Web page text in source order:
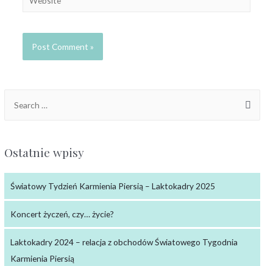
Ostatnie wpisy
Światowy Tydzień Karmienia Piersią – Laktokadry 2025
Koncert życzeń, czy… życie?
Laktokadry 2024 – relacja z obchodów Światowego Tygodnia
Karmienia Piersią